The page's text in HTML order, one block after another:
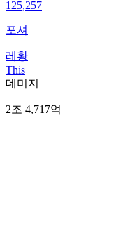
125,257
포셔
레황
This
데미지
2조 4,717억